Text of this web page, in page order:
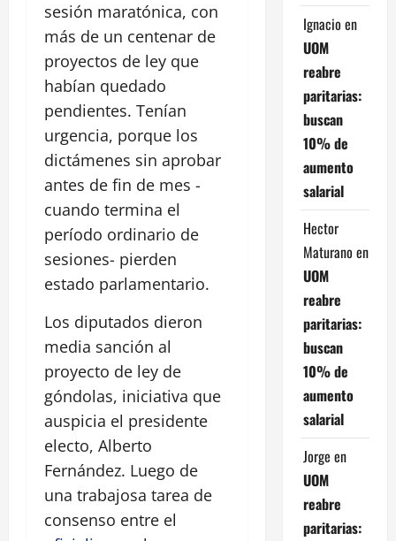
sesión maratónica, con
más de un centenar de
proyectos de ley que
habían quedado
pendientes. Tenían
urgencia, porque los
dictámenes sin aprobar
antes de fin de mes -
cuando termina el
período ordinario de
sesiones- pierden
estado parlamentario.
Los diputados dieron
media sanción al
proyecto de ley de
góndolas, iniciativa que
auspicia el presidente
electo, Alberto
Fernández. Luego de
una trabajosa tarea de
consenso entre el
Ignacio en
UOM
reabre
paritarias:
buscan
10% de
aumento
salarial
Hector
Maturano en
UOM
reabre
paritarias:
buscan
10% de
aumento
salarial
Jorge en
UOM
reabre
paritarias: